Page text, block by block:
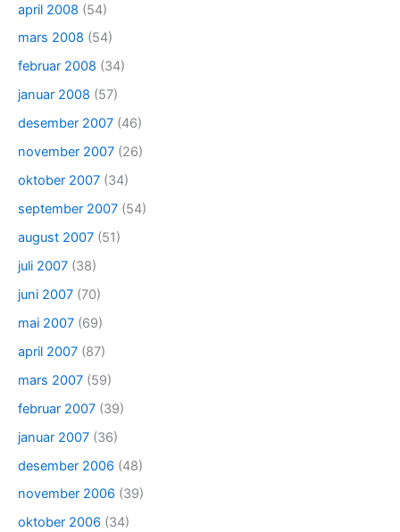
april 2008 (54)
mars 2008 (54)
februar 2008 (34)
januar 2008 (57)
desember 2007 (46)
november 2007 (26)
oktober 2007 (34)
september 2007 (54)
august 2007 (51)
juli 2007 (38)
juni 2007 (70)
mai 2007 (69)
april 2007 (87)
mars 2007 (59)
februar 2007 (39)
januar 2007 (36)
desember 2006 (48)
november 2006 (39)
oktober 2006 (34)